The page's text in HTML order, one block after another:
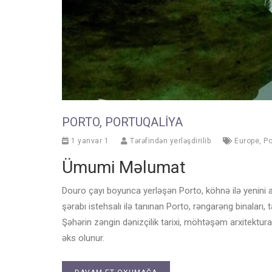
PORTO, PORTUQALIYA
1 yanvar 1 Tərəfindən yerləşdirilib Europe,
Ümumi Məlumat
Douro çayı boyunca yerləşən Porto, köhnə ilə yenini
şərabı istehsalı ilə tanınan Porto, rəngarəng
Şəhərin zəngin dənizçilik tarixi, möhtəşəm
əks olunur.